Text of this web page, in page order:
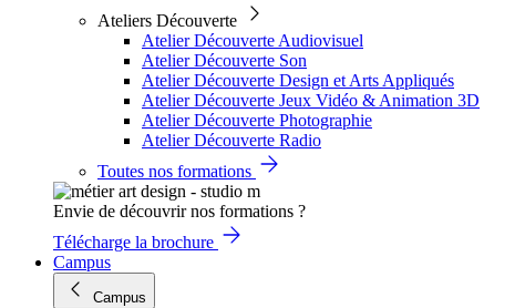
Ateliers Découverte
Atelier Découverte Audiovisuel
Atelier Découverte Son
Atelier Découverte Design et Arts Appliqués
Atelier Découverte Jeux Vidéo & Animation 3D
Atelier Découverte Photographie
Atelier Découverte Radio
Toutes nos formations
Envie de découvrir nos formations ?
Télécharge la brochure
Campus
Campus